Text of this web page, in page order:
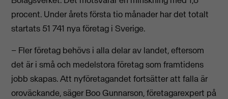
procent. Under årets första tio månader har det totalt
startats 51 741 nya företag i Sverige.
– Fler företag behövs i alla delar av landet, eftersom
det är i små och medelstora företag som framtidens
jobb skapas. Att nyföretagandet fortsätter att falla är
oroväckande, säger Boo Gunnarson, företagarexpert på